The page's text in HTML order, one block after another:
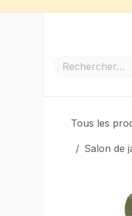
Tous les
Salon de